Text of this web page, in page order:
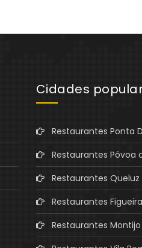
Cidades
Restaurantes Ponta
Restaurantes Póvoa
Restaurantes Queluz
Restaurantes Figueira
Restaurantes Montijo